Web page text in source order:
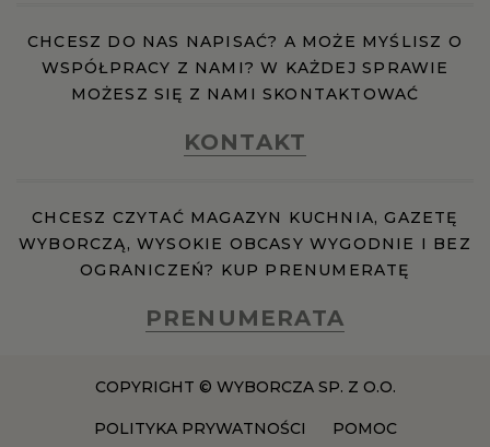
CHCESZ DO NAS NAPISAĆ? A MOŻE MYŚLISZ O
WSPÓŁPRACY Z NAMI? W KAŻDEJ SPRAWIE
MOŻESZ SIĘ Z NAMI SKONTAKTOWAĆ
KONTAKT
CHCESZ CZYTAĆ MAGAZYN KUCHNIA, GAZETĘ
WYBORCZĄ, WYSOKIE OBCASY WYGODNIE I BEZ
OGRANICZEŃ? KUP PRENUMERATĘ
PRENUMERATA
COPYRIGHT © WYBORCZA SP. Z O.O.
POLITYKA PRYWATNOŚCI POMOC